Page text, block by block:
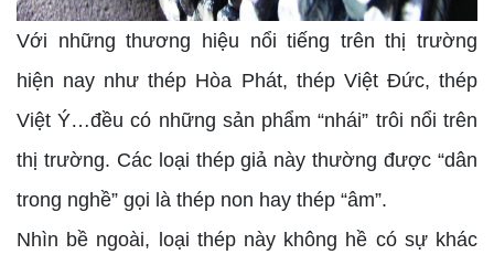
Với những thương hiệu nổi tiếng trên thị trường
hiện nay như thép Hòa Phát, thép Việt Đức, thép
Việt Ý…đều có những sản phẩm “nhái” trôi nổi trên
thị trường. Các loại thép giả này thường được “dân
trong nghề” gọi là thép non hay thép “âm”.
Nhìn bề ngoài, loại thép này không hề có sự khác